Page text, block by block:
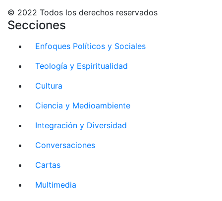
© 2022 Todos los derechos reservados
Secciones
Enfoques Políticos y Sociales
Teología y Espiritualidad
Cultura
Ciencia y Medioambiente
Integración y Diversidad
Conversaciones
Cartas
Multimedia